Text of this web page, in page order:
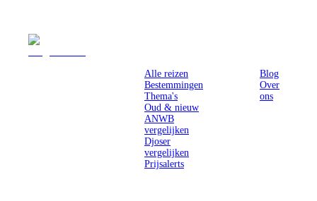
Alle reizen
Bestemmingen
Thema's
Oud & nieuw
ANWB
vergelijken
Djoser
vergelijken
Prijsalerts
Blog
Over
ons